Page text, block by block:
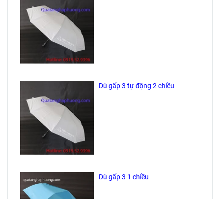
Dù gấp 3 tự động 2 chiều
Dù gấp 3 1 chiều